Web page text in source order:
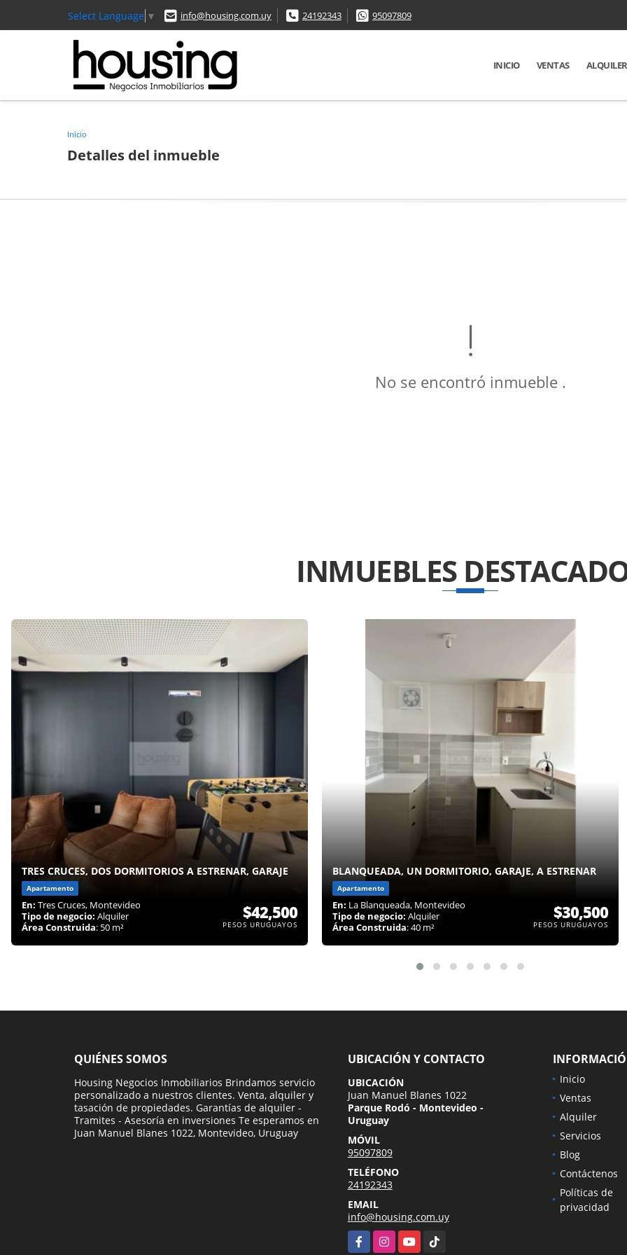
Select Language ▼ info@housing.com.uy 24192343 95097809
INICIO VENTAS ALQUILER
Inicio
Detalles del inmueble
No se encontró inmueble .
INMUEBLES
TRES CRUCES, DOS DORMITORIOS A ESTRENAR, GARAJE
Apartamento
En: Tres Cruces, Montevideo
Tipo de negocio: Alquiler
Área Construida: 50 m²
$42,500
PESOS URUGUAYOS
BLANQUEADA, UN DORMITORIO, GARAJE, A ESTRENAR
Apartamento
En: La Blanqueada, Montevideo
Tipo de negocio: Alquiler
Área Construida: 40 m²
$30,500
PESOS URUGUAYOS
QUIÉNES SOMOS
Housing Negocios Inmobiliarios Brindamos servicio
personalizado a nuestros clientes. Venta, alquiler y
tasación de propiedades. Garantías de alquiler -
Tramites - Asesoría en inversiones Te esperamos en
Juan Manuel Blanes 1022, Montevideo, Uruguay
UBICACIÓN Y CONTACTO
UBICACIÓN
Juan Manuel Blanes 1022
Parque Rodó - Montevideo -
Uruguay
MÓVIL
95097809
TELÉFONO
24192343
EMAIL
info@housing.com.uy
FacebookInstagramYouTubeTikTok
Inicio
Ventas
Alquiler
Servicios
Blog
Contáctenos
Políticas de
privacidad